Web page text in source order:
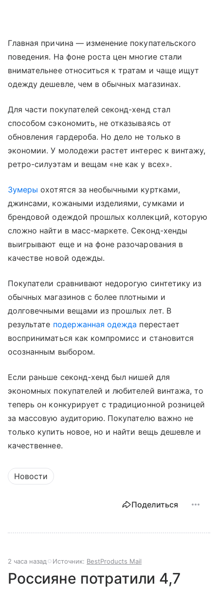
Главная причина — изменение покупательского
поведения. На фоне роста цен многие стали
внимательнее относиться к тратам и чаще ищут
одежду дешевле, чем в обычных магазинах.
Для части покупателей секонд-хенд стал
способом сэкономить, не отказываясь от
обновления гардероба. Но дело не только в
экономии. У молодежи растет интерес к винтажу,
ретро-силуэтам и вещам «не как у всех».
Зумеры охотятся за необычными куртками,
джинсами, кожаными изделиями, сумками и
брендовой одеждой прошлых коллекций, которую
сложно найти в масс-маркете. Секонд-хенды
выигрывают еще и на фоне разочарования в
качестве новой одежды.
Покупатели сравнивают недорогую синтетику из
обычных магазинов с более плотными и
долговечными вещами из прошлых лет. В
результате подержанная одежда перестает
восприниматься как компромисс и становится
осознанным выбором.
Если раньше секонд-хенд был нишей для
экономных покупателей и любителей винтажа, то
теперь он конкурирует с традиционной розницей
за массовую аудиторию. Покупателю важно не
только купить новое, но и найти вещь дешевле и
качественнее.
Новости
Поделиться
2 часа назад Источник: BestProducts Mail
Россияне потратили 4,7